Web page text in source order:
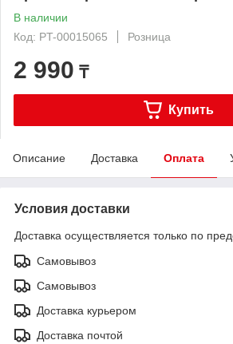
В наличии
Код: PT-00015065
Розница
2 990 ₸
Купить
Описание Доставка Оплата
Условия доставки
Доставка осуществляется только по
Самовывоз
Самовывоз
Доставка курьером
Доставка почтой